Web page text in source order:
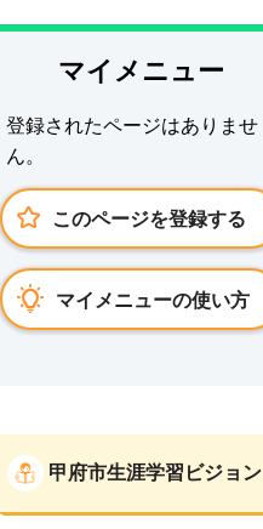
マイメニュー
登録されたページはありませ
ん。
このページを登録する
マイメニューの使い方
甲府市生涯学習ビジョン